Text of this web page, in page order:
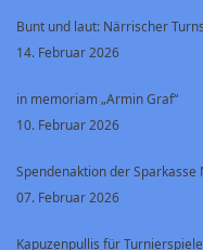
Bunt und laut: Närrischer
14. Februar 2026
in memoriam „Armin Graf“
10. Februar 2026
Spendenaktion der
07. Februar 2026
Kapuzenpullis für